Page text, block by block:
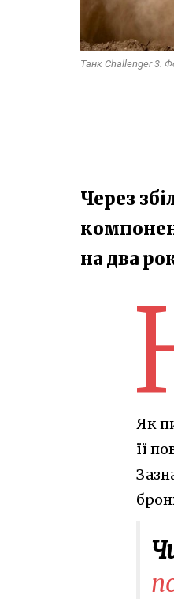
Танк Challenger 3.
Через
на два
Як
її